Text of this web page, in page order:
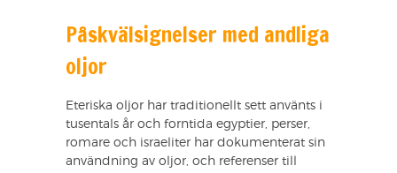
Påskvälsignelser med andliga
oljor
Eteriska oljor har traditionellt sett använts i
tusentals år och forntida egyptier, perser,
romare och israeliter har dokumenterat sin
användning av oljor, och referenser till